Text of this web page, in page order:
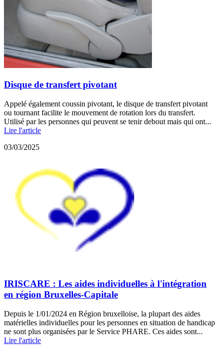
Disque de transfert pivotant
Appelé également coussin pivotant, le disque de transfert pivotant
ou tournant facilite le mouvement de rotation lors du transfert.
Utilisé par les personnes qui peuvent se tenir debout mais qui ont...
Lire l'article
03/03/2025
IRISCARE : Les aides individuelles à l'intégration
en région Bruxelles-Capitale
Depuis le 1/01/2024 en Région bruxelloise, la plupart des aides
matérielles individuelles pour les personnes en situation de handicap
ne sont plus organisées par le Service PHARE. Ces aides sont...
Lire l'article